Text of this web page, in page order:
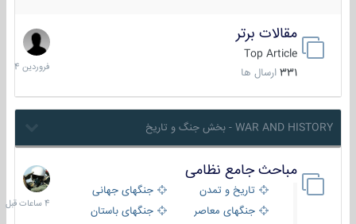
مقالات برتر
Top Article
331 ارسال ها
29
فروردین
1404
WAR AND HISTORY - بخش جنگ و تاریخ
مباحث جامع نظامی
تاریخ و تمدن
جنگهای جهانی
جنگهای معاصر
جنگهای باستان
4
ساعات
قبل